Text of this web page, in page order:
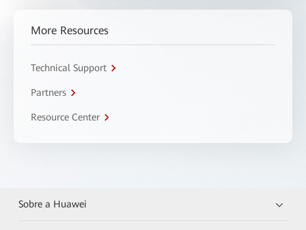
More Resources
Technical Support
Partners
Resource Center
Sobre a Huawei